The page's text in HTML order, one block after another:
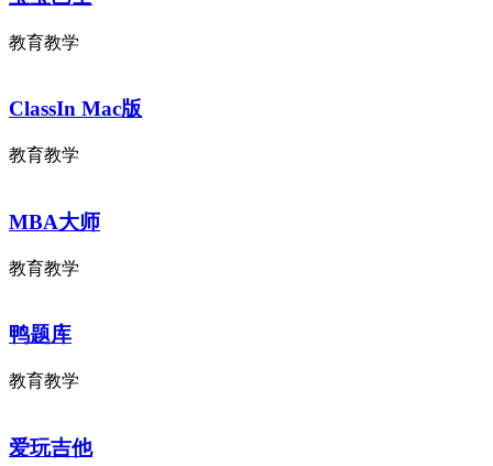
教育教学
ClassIn Mac版
教育教学
MBA大师
教育教学
鸭题库
教育教学
爱玩吉他